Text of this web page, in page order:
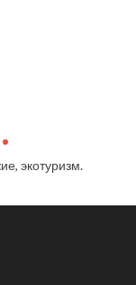
экотуризм.